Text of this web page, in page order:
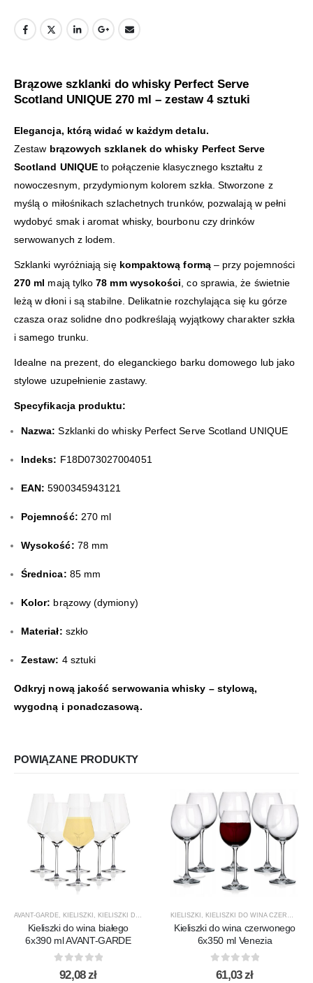
Brązowe szklanki do whisky Perfect Serve
Scotland UNIQUE 270 ml – zestaw 4 sztuki
Elegancja, którą widać w każdym detalu.
Zestaw brązowych szklanek do whisky Perfect Serve
Scotland UNIQUE to połączenie klasycznego kształtu z
nowoczesnym, przydymionym kolorem szkła. Stworzone z
myślą o miłośnikach szlachetnych trunków, pozwalają w pełni
wydobyć smak i aromat whisky, bourbonu czy drinków
serwowanych z lodem.
Szklanki wyróżniają się kompaktową formą– przy pojemności
270 ml mają tylko78 mm wysokości , co sprawia, że świetnie
leżą w dłoni i są stabilne. Delikatnie rozchylająca się ku górze
czasza oraz solidne dno podkreślają wyjątkowy charakter szkła
i samego trunku.
Idealne na prezent, do eleganckiego barku domowego lub jako
stylowe uzupełnienie zastawy.
Specyfikacja produktu:
Nazwa: Szklanki do whisky Perfect Serve Scotland UNIQUE
Indeks: F18D073027004051
EAN: 5900345943121
Pojemność: 270 ml
Wysokość: 78 mm
Średnica: 85 mm
Kolor: brązowy (dymiony)
Materiał: szkło
Zestaw: 4 sztuki
Odkryj nową jakość serwowania whisky – stylową,
wygodną i ponadczasową.
POWIĄZANE PRODUKTY
AVANT-GARDE, KIELISZKI , KIELISZKI DO WINA BIAŁEGO ,KROSNO GLASS, PRODUCENCI
Kieliszki do wina białego
6x390 ml AVANT-GARDE
out of 5
92,08zł
KIELISZKI , KIELISZKI DO WINA CZERWONEGO
Kieliszki do wina czerwonego
6x350 ml Venezia
out of 5
61,03zł